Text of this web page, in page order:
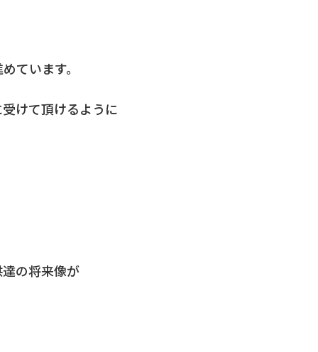
ています。
けて頂けるように
の将来像が